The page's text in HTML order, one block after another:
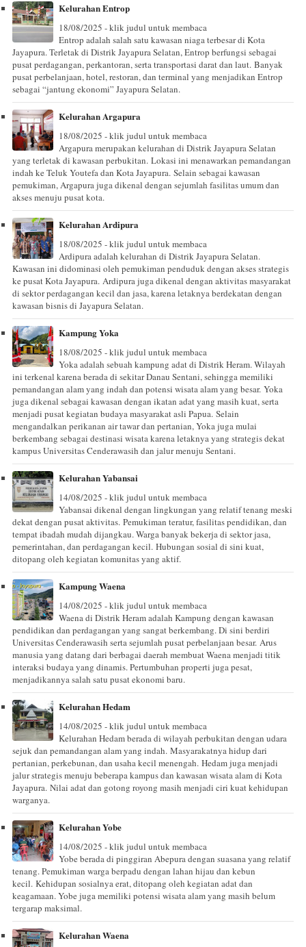
Kelurahan Entrop
18/08/2025 - klik judul untuk membaca
Entrop adalah salah satu kawasan niaga terbesar di Kota
Jayapura. Terletak di Distrik Jayapura Selatan, Entrop berfungsi sebagai
pusat perdagangan, perkantoran, serta transportasi darat dan laut. Banyak
pusat perbelanjaan, hotel, restoran, dan terminal yang menjadikan Entrop
sebagai “jantung ekonomi” Jayapura Selatan.
Kelurahan Argapura
18/08/2025 - klik judul untuk membaca
Argapura merupakan kelurahan di Distrik Jayapura Selatan
yang terletak di kawasan perbukitan. Lokasi ini menawarkan pemandangan
indah ke Teluk Youtefa dan Kota Jayapura. Selain sebagai kawasan
pemukiman, Argapura juga dikenal dengan sejumlah fasilitas umum dan
akses menuju pusat kota.
Kelurahan Ardipura
18/08/2025 - klik judul untuk membaca
Ardipura adalah kelurahan di Distrik Jayapura Selatan.
Kawasan ini didominasi oleh pemukiman penduduk dengan akses strategis
ke pusat Kota Jayapura. Ardipura juga dikenal dengan aktivitas masyarakat
di sektor perdagangan kecil dan jasa, karena letaknya berdekatan dengan
kawasan bisnis di Jayapura Selatan.
Kampung Yoka
18/08/2025 - klik judul untuk membaca
Yoka adalah sebuah kampung adat di Distrik Heram. Wilayah
ini terkenal karena berada di sekitar Danau Sentani, sehingga memiliki
pemandangan alam yang indah dan potensi wisata alam yang besar. Yoka
juga dikenal sebagai kawasan dengan ikatan adat yang masih kuat, serta
menjadi pusat kegiatan budaya masyarakat asli Papua. Selain
mengandalkan perikanan air tawar dan pertanian, Yoka juga mulai
berkembang sebagai destinasi wisata karena letaknya yang strategis dekat
kampus Universitas Cenderawasih dan jalur menuju Sentani.
Kelurahan Yabansai
14/08/2025 - klik judul untuk membaca
Yabansai dikenal dengan lingkungan yang relatif tenang meski
dekat dengan pusat aktivitas. Pemukiman teratur, fasilitas pendidikan, dan
tempat ibadah mudah dijangkau. Warga banyak bekerja di sektor jasa,
pemerintahan, dan perdagangan kecil. Hubungan sosial di sini kuat,
ditopang oleh kegiatan komunitas yang aktif.
Kampung Waena
14/08/2025 - klik judul untuk membaca
Waena di Distrik Heram adalah Kampung dengan kawasan
pendidikan dan perdagangan yang sangat berkembang. Di sini berdiri
Universitas Cenderawasih serta sejumlah pusat perbelanjaan besar. Arus
manusia yang datang dari berbagai daerah membuat Waena menjadi titik
interaksi budaya yang dinamis. Pertumbuhan properti juga pesat,
menjadikannya salah satu pusat ekonomi baru.
Kelurahan Hedam
14/08/2025 - klik judul untuk membaca
Kelurahan Hedam berada di wilayah perbukitan dengan udara
sejuk dan pemandangan alam yang indah. Masyarakatnya hidup dari
pertanian, perkebunan, dan usaha kecil menengah. Hedam juga menjadi
jalur strategis menuju beberapa kampus dan kawasan wisata alam di Kota
Jayapura. Nilai adat dan gotong royong masih menjadi ciri kuat kehidupan
warganya.
Kelurahan Yobe
14/08/2025 - klik judul untuk membaca
Yobe berada di pinggiran Abepura dengan suasana yang relatif
tenang. Pemukiman warga berpadu dengan lahan hijau dan kebun
kecil. Kehidupan sosialnya erat, ditopang oleh kegiatan adat dan
keagamaan. Yobe juga memiliki potensi wisata alam yang masih belum
tergarap maksimal.
Kelurahan Waena